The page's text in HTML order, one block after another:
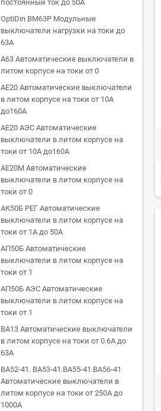
постоянный ток до 50А
OptiDin BM63P Модульные
выключатели нагрузки на токи до
63А
А63 Автоматические выключатели в
литом корпусе на токи от 0
АЕ20 Автоматические выключатели
в литом корпусе на токи от 10А
до160А
АЕ20 АЭС Автоматические
выключатели в литом корпусе на
токи от 10А до160А
АЕ20М Автоматические
выключатели в литом корпусе на
токи от 0
АК50Б РЕГ Автоматические
выключатели в литом корпусе на
токи от 1А до 50А
АП50Б Автоматические
выключатели в литом корпусе на
токи от 1
АП50Б АЭС Автоматические
выключатели в литом корпусе на
токи от 1
ВА13 Автоматические выключатели
в литом корпусе на токи от 0.6А до
63А
ВА52-41. ВА53-41.ВА55-41.ВА56-41
Автоматические выключатели в
литом корпусе на токи от 250А до
1000А